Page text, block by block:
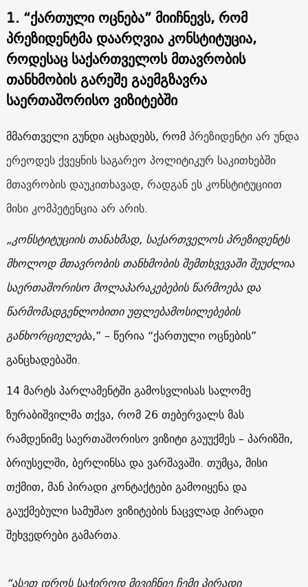
1. “ქართული ოცნება” მიიჩნევს, რომ
პრეზიდენტმა დაარღვია კონსტიტუცია,
როდესაც საქართველოს მთავრობის
თანხმობის გარეშე გაემგზავრა
საერთაშორისო ვიზიტებში
მმართველი გუნდი აცხადებს, რომპრეზიდენტი არ უნდა
ერეოდეს ქვეყნის საგარეო პოლიტიკურ საკითხებში
მთავრობის დაუკითხავად, რადგან ეს კონსტიტუციით
მისი კომპეტენცია არ არის.
„კონსტიტუციის თანახმად, საქართველოს პრეზიდენტს
მხოლოდ მთავრობის თანხმობის შემთხვევაში შეუძლია
საერთაშორისო მოლაპარაკებების წარმოება და
წარმომადგენლობითი უფლებამოსილებების
განხორციელება,” – წერია “ქართული ოცნების”
განცხადებაში.
14 მარტს პარლამენტში გამოსვლისას სალომე
ზურაბიშვილმა თქვა, რომ 26 თებერვალს მას
რამდენიმე საერთაშორისო ვიზიტი გაუუქმეს – პარიზში,
ბრიუსელში, ბერლინსა და ვარშავაში. თუმცა, მისი
თქმით, მან პირადი კონტაქტები გამოიყენა და
გაუქმებული სამუშაო ვიზიტების ნაცვლად პირადი
შეხვედრები გამართა.
“ასეთ დროს საჭიროდ მივიჩნიე ჩემი პირადი